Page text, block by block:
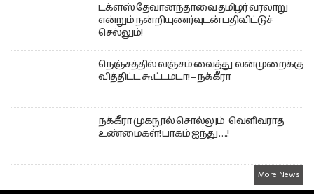
டக்ளஸ் தேவானந்தாவை தமிழர் வரலாறு
என்றும் நன்றியுணர்வுடன் பதிவிட்டுச்
செல்லும்!
நெஞ்சத்தில் வஞ்சம் வைத்து வன்முறைக்கு
வித்திட்ட கூட்டமடா! – நக்கீரா
நக்கீரா முகநூல் சொல்லும் வெளிவராத
உண்மைகள்! பாகம் ஐந்து ….!
More News